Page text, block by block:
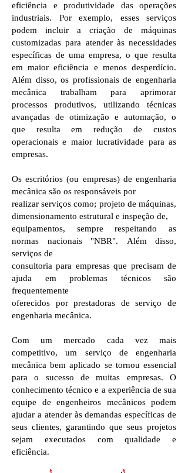
eficiência e produtividade das operações
industriais. Por exemplo, esses serviços
podem incluir a criação de máquinas
customizadas para atender às necessidades
específicas de uma empresa, o que resulta
em maior eficiência e menos desperdício.
Além disso, os profissionais de engenharia
mecânica trabalham para aprimorar
processos produtivos, utilizando técnicas
avançadas de otimização e automação, o
que resulta em redução de custos
operacionais e maior lucratividade para as
empresas.
Os escritórios (ou empresas) de engenharia
mecânica são os responsáveis por
realizar serviços como; projeto de máquinas,
dimensionamento estrutural e inspeção de,
equipamentos, sempre respeitando as
normas nacionais "NBR". Além disso,
serviços de
consultoria para empresas que precisam de
ajuda em problemas técnicos são
frequentemente
oferecidos por prestadoras de serviço de
engenharia mecânica.
Com um mercado cada vez mais
competitivo, um serviço de engenharia
mecânica bem aplicado se tornou essencial
para o sucesso de muitas empresas. O
conhecimento técnico e a experiência de sua
equipe de engenheiros mecânicos podem
ajudar a atender às demandas específicas de
seus clientes, garantindo que seus projetos
sejam executados com qualidade e
eficiência.